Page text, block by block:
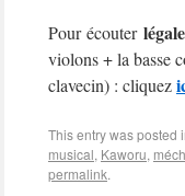
Pour écouter
violons + la basse
clavecin) : cliquez
This entry was posted
musical, Kaworu,
permalink.